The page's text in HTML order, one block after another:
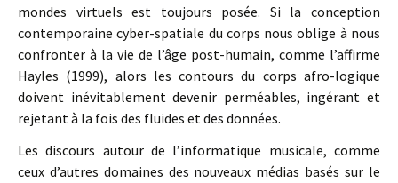
mondes virtuels est toujours posée. Si la conception
contemporaine cyber-spatiale du corps nous oblige à nous
confronter à la vie de l’âge post-humain, comme l’affirme
Hayles (1999), alors les contours du corps afro-logique
doivent inévitablement devenir perméables, ingérant et
rejetant à la fois des fluides et des données.
Les discours autour de l’informatique musicale, comme
ceux d’autres domaines des nouveaux médias basés sur le